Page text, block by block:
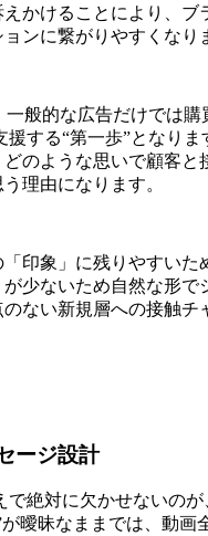
かけることにより、
ンに繋がりやすくなり
般的な広告だけでは
援する“第一歩”となり
のような思いで顧客
理由になります。
印象」に残りやすい
少ないため自然な形
ない新規層への接触
ージ設計
で絶対に欠かせないの
曖昧なままでは、動